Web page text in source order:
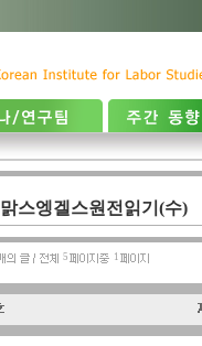
맑스엥겔스원전읽기(수)
5 1